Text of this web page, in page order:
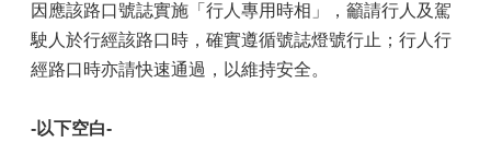
因應該路口號誌實施「行人專用時相」，籲請行人及駕
駛人於行經該路口時，確實遵循號誌燈號行止；行人行
經路口時亦請快速通過，以維持安全。
-以下空白-